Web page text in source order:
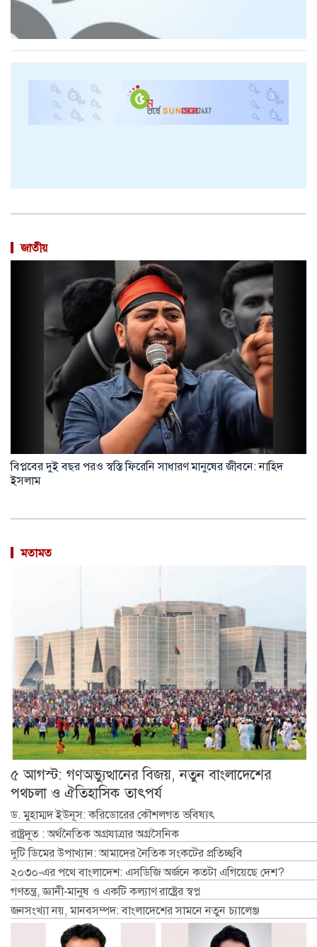
জাতীয়
বিপ্লবের দুই বছর পরও স্বস্তি ফিরেনি সাধারণ মানুষের জীবনে: নাহিদ
ইসলাম
মতামত
৫ আগস্ট: গণঅভ্যুত্থানের বিজয়, নতুন বাংলাদেশের
পথচলা ও ঐতিহাসিক তাৎপর্য
ড. মুহাম্মদ ইউনূস: করিডোরের কৌশলগত ভবিষ্যৎ
রাষ্ট্রদূত : অর্থনৈতিক অগ্রযাত্রার অগ্রসৈনিক
দুটি ডিমের উপাখ্যান: আমাদের নৈতিক সংকটের প্রতিচ্ছবি
২০৩০-এর পথে বাংলাদেশ: এসডিজি অর্জনে কতটা এগিয়েছে দেশ?
গণতন্ত্র, জ্ঞানী-মানুষ ও একটি কল্যাণ রাষ্ট্রের স্বপ্ন
জনসংখ্যা নয়, মানবসম্পদ: বাংলাদেশের সামনে নতুন চ্যালেঞ্জ